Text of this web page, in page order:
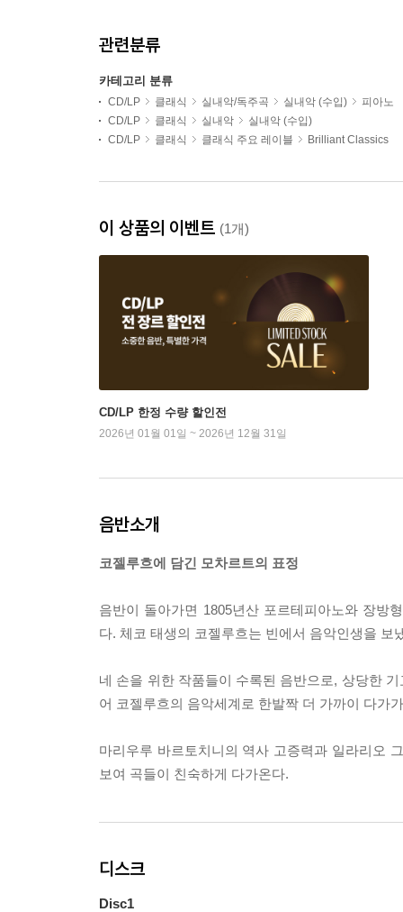
관련분류
카테고리 분류
CD/LP 클래식 실내악/독주곡 실내악 (수입)
피아노
CD/LP
클래식 실내악
실내악 (수입)
CD/LP
클래식 클래식 주요 레이블 Brilliant Classics
이 상품의 이벤트 (1개)
CD/LP 한정 수량 할인전
2026년 01월 01일 ~ 2026년 12월 31일
음반소개
코젤루흐에 담긴 모차르트의 표정
음반이 돌아가면 1805년산 포르테피아노와 장방
다. 체코 태생의 코젤루흐는 빈에서 음악인생을
네 손을 위한 작품들이 수록된 음반으로, 상당한
어 코젤루흐의 음악세계로 한발짝 더 가까이 다가
마리우루 바르토치니의 역사 고증력과 일라리오
보여 곡들이 친숙하게 다가온다.
디스크
Disc1